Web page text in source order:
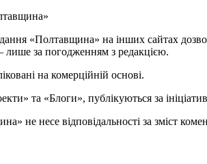
«Полтавщина» на інших сайтах
за погодженням з редакцією.
на комерційній основі.
та «Блоги», публікуються за
не несе відповідальності за зміст